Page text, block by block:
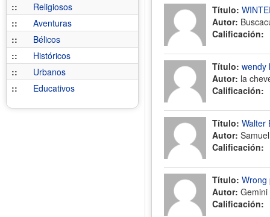
::
Religiosos
::
Aventuras
::
Bélicos
::
Históricos
::
Urbanos
::
Educativos
Título:
Autor:
Calificación:
Título: wendy
Autor: la
Calificación:
Título: Walter
Autor:
Calificación:
Título: Wrong
Autor:
Calificación: